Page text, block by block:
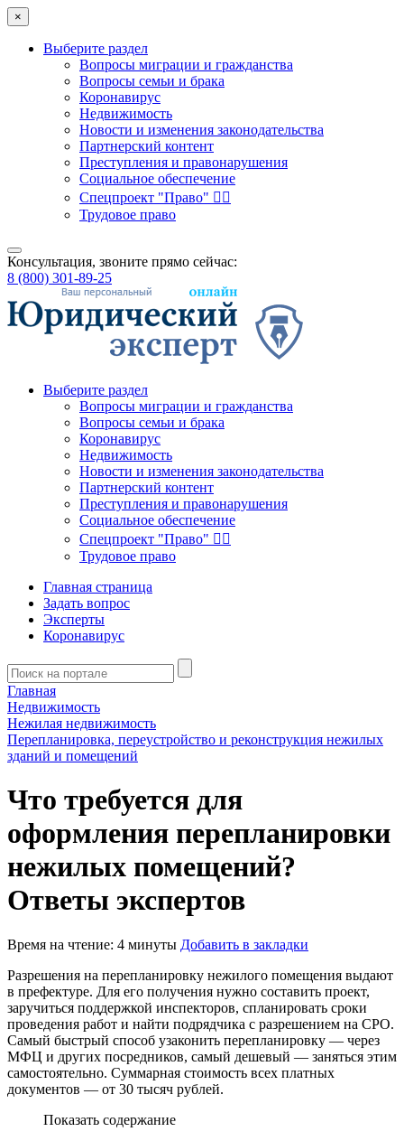
×
Выберите раздел
Вопросы миграции и гражданства
Вопросы семьи и брака
Коронавирус
Недвижимость
Новости и изменения законодательства
Партнерский контент
Преступления и правонарушения
Социальное обеспечение
Спецпроект "Право" 👮‍♂️
Трудовое право
Консультация, звоните прямо сейчас:
8 (800) 301-89-25
Выберите раздел
Вопросы миграции и гражданства
Вопросы семьи и брака
Коронавирус
Недвижимость
Новости и изменения законодательства
Партнерский контент
Преступления и правонарушения
Социальное обеспечение
Спецпроект "Право" 👮‍♂️
Трудовое право
Главная страница
Задать вопрос
Эксперты
Коронавирус
Главная
Недвижимость
Нежилая недвижимость
Перепланировка, переустройство и реконструкция нежилых
зданий и помещений
Что требуется для
оформления перепланировки
нежилых помещений?
Ответы экспертов
Время на чтение: 4 минуты Добавить в закладки
Разрешения на перепланировку нежилого помещения выдают
в префектуре. Для его получения нужно составить проект,
заручиться поддержкой инспекторов, спланировать сроки
проведения работ и найти подрядчика с разрешением на СРО.
Самый быстрый способ узаконить перепланировку — через
МФЦ и других посредников, самый дешевый — заняться этим
самостоятельно. Суммарная стоимость всех платных
документов — от 30 тысяч рублей.
Показать содержание